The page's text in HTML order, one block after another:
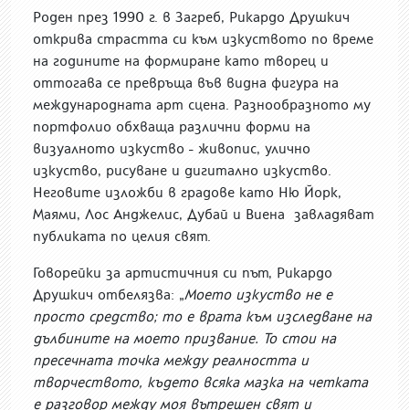
Роден през 1990 г. в Загреб, Рикардо Друшкич
открива страстта си към изкуството по време
на годините на формиране като творец и
оттогава се превръща във видна фигура на
международната арт сцена. Разнообразното му
портфолио обхваща различни форми на
визуалното изкуство - живопис, улично
изкуство, рисуване и дигитално изкуство.
Неговите изложби в градове като Ню Йорк,
Маями, Лос Анджелис, Дубай и Виена завладяват
публиката по целия свят.
Говорейки за артистичния си път, Рикардо
Друшкич отбелязва: „Моето изкуство не е
просто средство; то е врата към изследване на
дълбините на моето призвание. То стои на
пресечната точка между реалността и
творчеството, където всяка мазка на четката
е разговор между моя вътрешен свят и